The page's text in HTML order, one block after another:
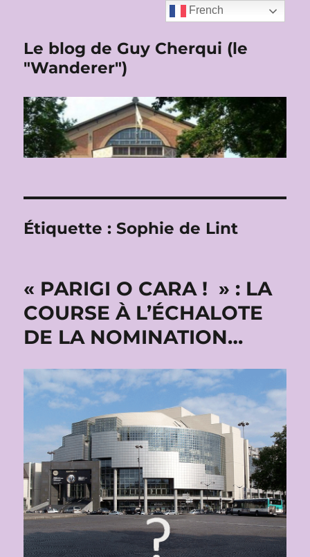
Le blog de Guy Cherqui (le
"Wanderer")
Étiquette :Sophie de Lint
« PARIGI O CARA ! » : LA
COURSE À L’ÉCHALOTE
DE LA NOMINATION…
French